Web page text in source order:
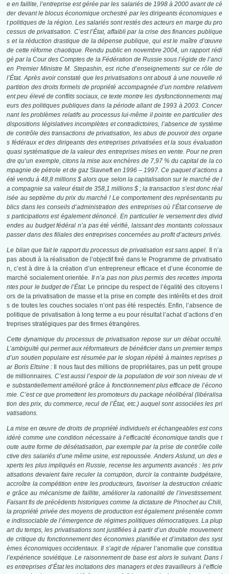
e en faillite, l’entreprise est gérée par les salariés de 1998 à 2000 avant de cé
der devant le blocus économique orchestré par les dirigeants économiques e
t politiques de la région. Les salariés sont restés des acteurs en marge du pro
cessus de privatisation. C’est l’État, affaibli par la crise des finances publique
s et la réduction drastique de la dépense publique, qui est le maître d’œuvre
de cette réforme chaotique. Rendu public en novembre 2004, un rapport rédi
gé par la Cour des Comptes de la Fédération de Russie sous l’égide de l’anci
en Premier Ministre M. Stepashin, est riche d’enseignements sur ce rôle de
l’État. Après avoir constaté que les privatisations ont abouti à une nouvelle ré
partition des droits formels de propriété accompagnée d’un nombre relativem
ent peu élevé de conflits sociaux, ce texte montre les dysfonctionnements maj
eurs des politiques publiques dans la période allant de 1993 à 2003. Concer
nant les problèmes relatifs au processus lui-même il pointe en particulier des
dispositions législatives incomplètes et contradictoires, l’absence de système
de contrôle des transactions de privatisation, les abus de pouvoir des organe
s fédéraux et des dirigeants des entreprises privatisées et la sous évaluation
quasi systématique de la valeur des entreprises mises en vente. Pour ne pren
dre qu’un exemple, citons la mise aux enchères de 7,97 % du capital de la co
mpagnie de pétrole et de gaz Slavneften 1996 – 1997. Ce paquet d’actions a
été vendu à 48,8 millions $ alors que selon la capitalisation sur le marché de l
a compagnie sa valeur était de 358,1 millions $ ; la transaction s’est donc réal
isée au septième du prix du marché ! Le comportement des représentants pu
blics dans les conseils d’administration des entreprises où l’État conserve de
s participations est également dénoncé. En particulier le versement des divid
endes au budget fédéral n’a pas été vérifié, laissant des montants colossaux
passer dans des filiales des entreprises concernées au profit d’acteurs privés.
Le bilan que fait le rapport du processus de privatisation est sans appel.
Il n’a
pas abouti à la réalisation de l’objectif fixé dans le Programme de privatisatio
n, c’est à dire à la création d’un entrepreneur efficace et d’une économie de
marché socialement orientée. Il n’a pas non plus permis des recettes importa
ntes pour le budget de l’État. Le principe du respect de l’égalité des citoyens l
ors de la privatisation de masse et la prise en compte des intérêts et des droit
s de toutes les couches sociales n’ont pas été respectés. Enfin, l’absence de
politique de privatisation à long terme a eu pour résultat l’achat d’actions d’en
treprises stratégiques par des firmes étrangères.
Cette dynamique du processus de privatisation repose sur un débat occulté.
L’ambiguïté qui permet aux réformateurs de bénéficier dans un premier temps
d’un soutien populaire est résumée par le slogan répété à maintes reprises p
ar Boris Eltsine :
Il nous faut des millions de propriétaires, pas un petit groupe
de millionnaires. C’est aussi l’espoir de la population de voir son niveau de vi
e substantiellement amélioré grâce à fonctionnement plus efficace de l’écono
mie. C’est ce que promettent les promoteurs du package néolibéral (libéralisa
tion des prix, du commerce, recul de l’État, etc.) auquel sont associées les pri
vatisations.
La mise en œuvre de droits de propriété individuels et échangeables est cons
idéré comme une condition nécessaire à l’efficacité économique tandis que t
oute autre forme de désétatisation, par exemple par la prise de contrôle colle
ctive des salariés d’une même usine, est repoussée. Anders Aslund, un des e
xperts les plus impliqués en Russie, recense les arguments avancés : les priv
atisations devaient faire reculer la corruption, durcir la contrainte budgétaire,
accroître la compétition entre les producteurs, favoriser la destruction créatric
e grâce au mécanisme de faillite, améliorer la rationalité de l’investissement.
Faisant fis de précédents historiques comme la dictature de Pinochet au Chili,
la propriété privée des moyens de production est également présentée comm
e indissociable de l’émergence de régimes politiques démocratiques. La plup
art du temps, les privatisations sont justifiées à partir d’un double mouvement
de critique du fonctionnement des économies planifiée et d’imitation des syst
èmes économiques occidentaux. Il s’agit de réparer l’anomalie que constitua
l’expérience soviétique. Le raisonnement de base est alors le suivant. Dans l
es entreprises d’État les incitations des managers et des travailleurs à l’efficie